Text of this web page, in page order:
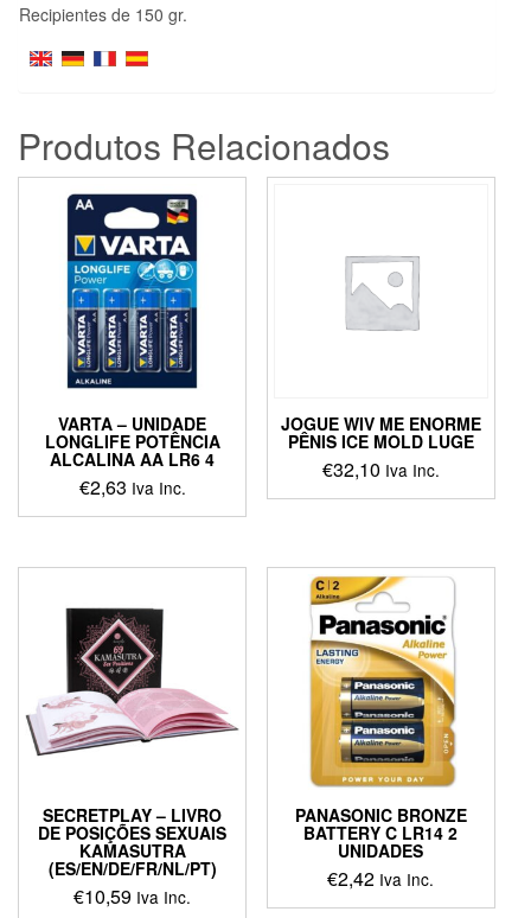
COM
PÉNIS
Recipientes de 150 gr.
Produtos Relacionados
VARTA – UNIDADE
LONGLIFE POTÊNCIA
ALCALINA AA LR6 4
€2,63 Iva Inc.
This
has
variants.
The
options
may
be
chosen
product
page
JOGUE WIV ME ENORME
PÊNIS ICE MOLD LUGE
€32,10 Iva Inc.
SECRETPLAY – LIVRO
DE POSIÇÕES SEXUAIS
KAMASUTRA
(ES/EN/DE/FR/NL/PT)
€10,59 Iva Inc.
PANASONIC BRONZE
BATTERY C LR14 2
UNIDADES
€2,42 Iva Inc.